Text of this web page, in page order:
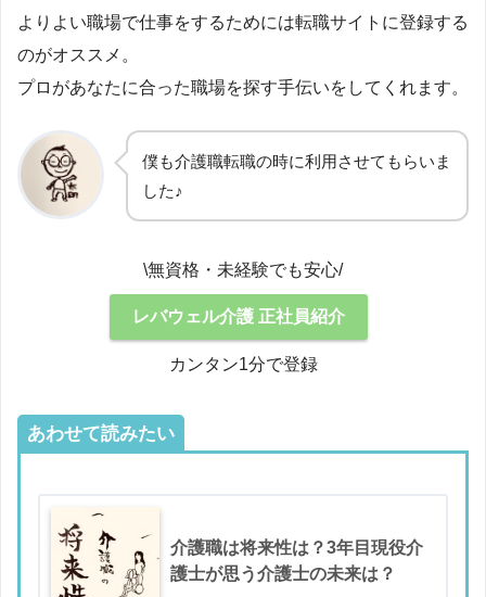
よりよい職場で仕事をするためには転職サイトに登録する
のがオススメ。
プロがあなたに合った職場を探す手伝いをしてくれます。
僕も介護職転職の時に利用させてもらいま
した♪
\無資格・未経験でも安心/
レバウェル介護 正社員紹介
カンタン1分で登録
あわせて読みたい
介護職は将来性は？3年目現役介
護士が思う介護士の未来は？